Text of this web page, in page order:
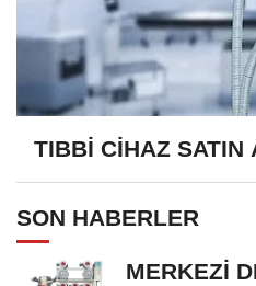
TIBBİ CİHAZ SATIN
SON HABERLER
MERKEZİ